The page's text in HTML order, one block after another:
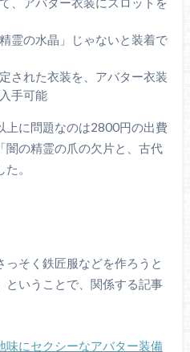
霊の水晶」じゃないと装着で
された衣装を、アバター衣装
手可能
上に問題なのは2800円の出費
闇の精霊の爪の欠片と、古代
。
そく鉄匠服などを作ろうと
ということで、関係する記事
味にセクシーなアバター装備